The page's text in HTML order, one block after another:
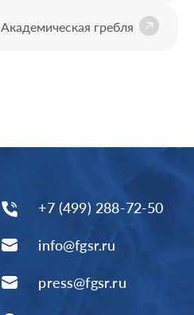
Академическая гребля
+7 (499) 288-72-50
info@fgsr.ru
press@fgsr.ru